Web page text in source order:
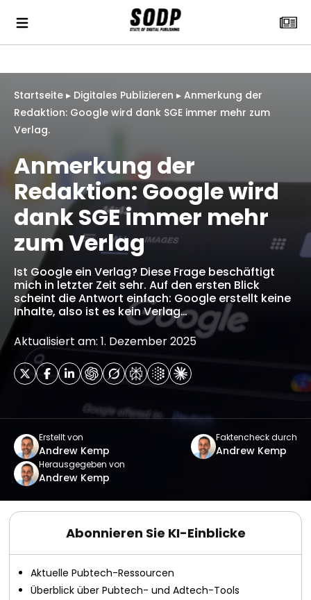
Startseite ▸ Digitales Publizieren ▸ Anmerkung der
Redaktion: Google wird dank SGE immer mehr zum
Verlag.
Anmerkung der
Redaktion: Google wird
dank SGE immer mehr
zum Verlag
Ist Google ein Verlag? Diese Frage beschäftigt
mich in letzter Zeit sehr. Auf den ersten Blick
scheint die Antwort einfach: Google erstellt keine
Inhalte, also ist es kein Verlag…
Aktualisiert am: 1. Dezember 2025
Erstellt von
Andrew Kemp
Faktencheck durch
Andrew Kemp
Herausgegeben von
Andrew Kemp
Abonnieren Sie KI-Einblicke
Aktuelle Pubtech-Ressourcen
Überblick über Pubtech- und Adtech-Tools